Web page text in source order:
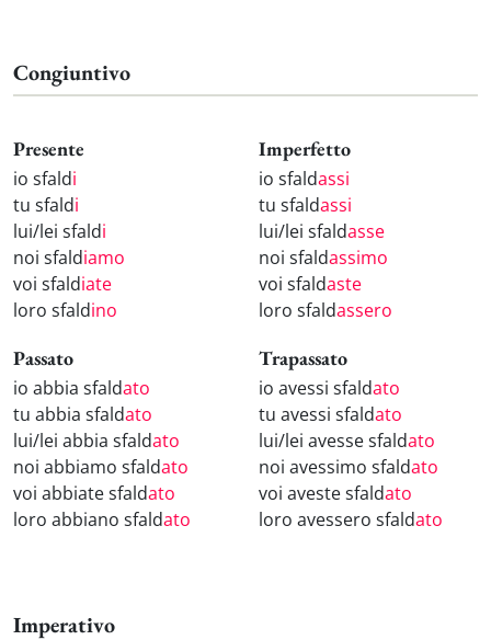
Congiuntivo
Presente
io sfaldi
tu sfaldi
lui/lei sfaldi
noi sfaldiamo
voi sfaldiate
loro sfaldino
Imperfetto
io sfaldassi
tu sfaldassi
lui/lei sfaldasse
noi sfaldassimo
voi sfaldaste
loro sfaldassero
Passato
io abbia sfaldato
tu abbia sfaldato
lui/lei abbia sfaldato
noi abbiamo sfaldato
voi abbiate sfaldato
loro abbiano sfaldato
Trapassato
io avessi sfaldato
tu avessi sfaldato
lui/lei avesse sfaldato
noi avessimo sfaldato
voi aveste sfaldato
loro avessero sfaldato
Imperativo